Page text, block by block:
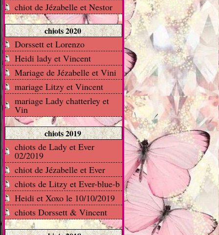
chiot de Jézabelle et Nestor
chiots 2020
Dorssett et Lorenzo
Heidi lady et Vincent
Mariage de Jézabelle et Vini
mariage Litzy et Vincent
mariage Lady chatterley et
Vin
chiots 2019
chiots de Lady et Ever
02/2019
chiot de Jézabelle et Ever
chiots de Litzy et Ever-blue-b
Heidi et Xoxo le 10/10/2019
chiots Dorssett & Vincent